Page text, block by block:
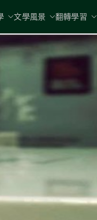
輕地將它拾起 / 納入胸懷
文學風景 翻轉學習